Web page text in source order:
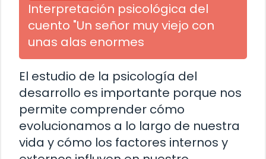
Interpretación psicológica del
cuento "Un señor muy viejo con
unas alas enormes
El estudio de la psicología del
desarrollo es importante porque nos
permite comprender cómo
evolucionamos a lo largo de nuestra
vida y cómo los factores internos y